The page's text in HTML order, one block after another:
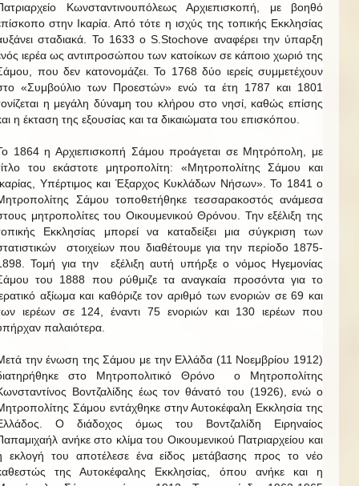
Κωνσταντινουπόλεως Αρχιεπισκοπή, με βοηθό
στην Ικαρία. Από τότε η ισχύς της τοπικής Εκκλησίας
σταδιακά. Το 1633 ο S.Stochove αναφέρει την ύπαρξη
ιερέα ως αντιπροσώπου των κατοίκων σε κάποιο χωριό της
που δεν κατονομάζει. Το 1768 δύο ιερείς συμμετέχουν
«Συμβούλιο των Προεστών» ενώ τα έτη 1787 και 1801
η μεγάλη δύναμη του κλήρου στο νησί, καθώς επίσης
η έκταση της εξουσίας και τα δικαιώματα του επισκόπου.
1864 η Αρχιεπισκοπή Σάμου προάγεται σε Μητρόπολη, με
του εκάστοτε μητροπολίτη: «Μητροπολίτης Σάμου και
Υπέρτιμος και Έξαρχος Κυκλάδων Νήσων». Το 1841 ο
Σάμου τοποθετήθηκε τεσσαρακοστός ανάμεσα
μητροπολίτες του Οικουμενικού Θρόνου. Την εξέλιξη της
Εκκλησίας μπορεί να καταδείξει μια σύγκριση των
στοιχείων που διαθέτουμε για την περίοδο 1875-
Τομή για την εξέλιξη αυτή υπήρξε ο νόμος Ηγεμονίας
του 1888 που ρύθμιζε τα αναγκαία προσόντα για το
αξίωμα και καθόριζε τον αριθμό των ενοριών σε 69 και
ιερέων σε 124, έναντι 75 ενοριών και 130 ιερέων που
παλαιότερα.
την ένωση της Σάμου με την Ελλάδα (11 Νοεμβρίου 1912)
στο Μητροπολιτικό Θρόνο ο Μητροπολίτης
Βοντζαλίδης έως τον θάνατό του (1926), ενώ ο
Σάμου εντάχθηκε στην Αυτοκέφαλη Εκκλησία της
Ο διάδοχος όμως του Βοντζαλίδη Ειρηναίος
ανήκε στο κλίμα του Οικουμενικού Πατριαρχείου και
εκλογή του αποτέλεσε ένα είδος μετάβασης προς το νέο
της Αυτοκέφαλης Εκκλησίας, όπου ανήκε και η